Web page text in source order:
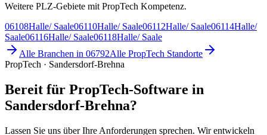
Weitere PLZ-Gebiete mit PropTech Kompetenz.
06108Halle/ Saale06110Halle/ Saale06112Halle/ Saale06114Halle/
Saale06116Halle/ Saale06118Halle/ Saale
Alle Branchen in 06792Alle PropTech Standorte
PropTech · Sandersdorf-Brehna
Bereit für PropTech-Software in
Sandersdorf-Brehna?
Lassen Sie uns über Ihre Anforderungen sprechen. Wir entwickeln